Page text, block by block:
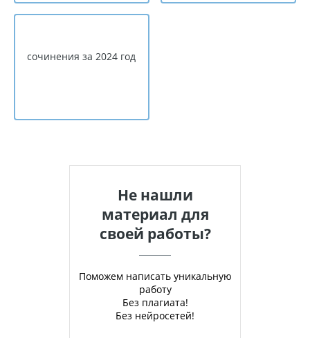
сочинения за 2024 год
Не нашли
материал для
своей работы?
Поможем написать уникальную
работу
Без плагиата!
Без нейросетей!